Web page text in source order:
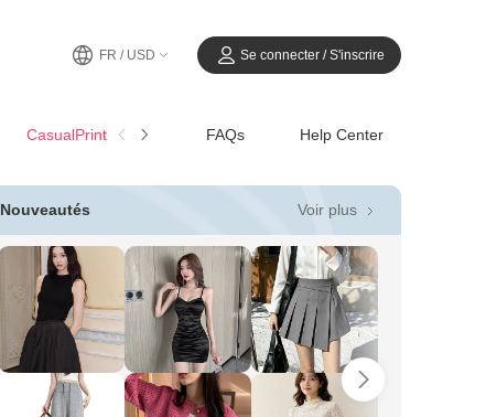
FR / USD Se connecter / S'inscrire
CasualPrintemps-Été FAQs Help Center
Nouveautés Voir plus 